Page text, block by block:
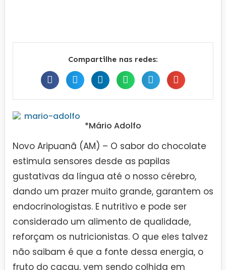
Compartilhe nas redes:
*Mário Adolfo
Novo Aripuanã (AM) – O sabor do chocolate
estimula sensores desde as papilas
gustativas da língua até o nosso cérebro,
dando um prazer muito grande, garantem os
endocrinologistas. E nutritivo e pode ser
considerado um alimento de qualidade,
reforçam os nutricionistas. O que eles talvez
não saibam é que a fonte dessa energia, o
fruto do cacau, vem sendo colhida em